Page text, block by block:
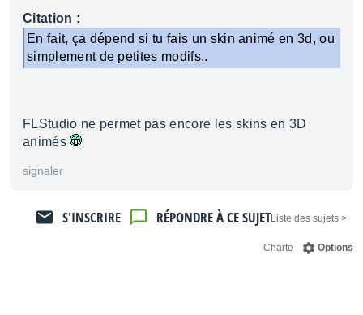
Citation :
En fait, ça dépend si tu fais un skin animé en 3d, ou
simplement de petites modifs..
FLStudio ne permet pas encore les skins en 3D
animés
signaler
< Liste des sujets
RÉPONDRE À CE SUJET
S'INSCRIRE
Options
Charte